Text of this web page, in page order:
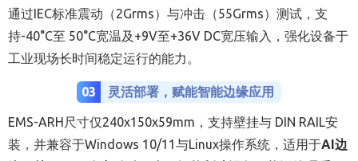
通过IEC标准震动（2Grms）与冲击（55Grms）测试，支
持-40°C至 50°C宽温及+9V至+36V DC宽压输入，强化设备于
工业现场长时间稳定运行的能力。
03 灵活部署，赋能智能边缘应用
EMS-ARH尺寸仅240x150x59mm，支持壁挂与 DIN RAIL安
装，并兼容于Windows 10/11与Linux操作系统，适用于AI边